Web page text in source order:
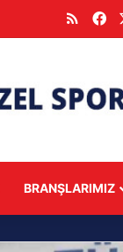
RSS
BRANŞLARIMIZ